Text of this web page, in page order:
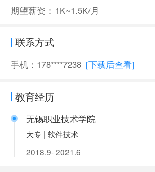
期望薪资： 1K~1.5K/月
联系方式
手机：178****7238 [下载后查看]
教育经历
无锡职业技术学院
大专 | 软件技术
2018.9- 2021.6